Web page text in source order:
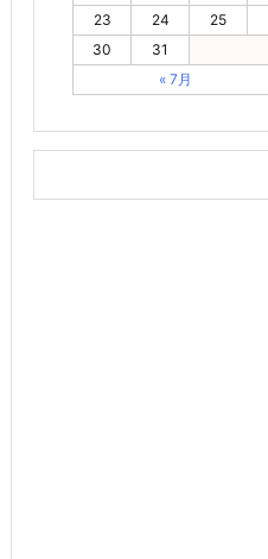
23
24 25
30
31
« 7月